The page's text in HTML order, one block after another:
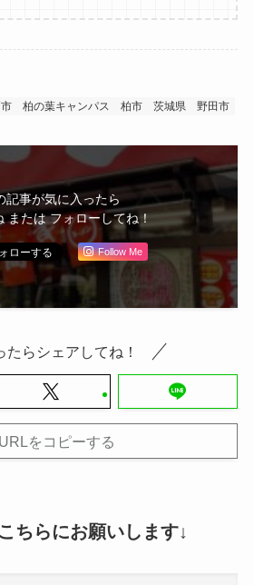
柏の葉キャンパス 柏市 茨城県 野田市
記事が気に入ったら
または フォローしてね！
Follow Me
たらシェアしてね！
URLをコピーする
ちらにお願いします↓